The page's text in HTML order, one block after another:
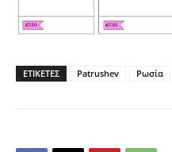
ΕΤΙΚΕΤΕΣ Patrushev Ρωσία